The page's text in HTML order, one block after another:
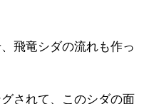
飛竜シダの流れも作っ
されて、このシダの面